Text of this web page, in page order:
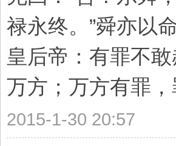
禄永终。”舜亦以
皇后帝：有罪不
万方；万方有罪
2015-1-30 20:57